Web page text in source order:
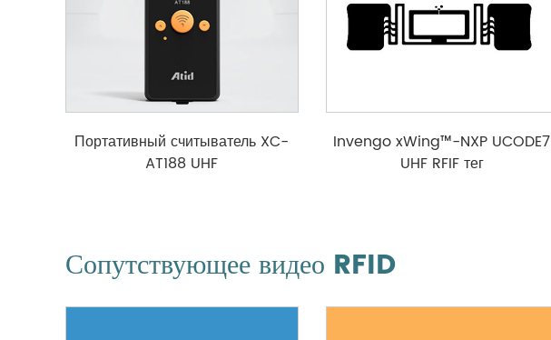
Портативный считыватель XC-
AT188 UHF
Invengo xWing™-NXP UCODE7
UHF RFIF тег
Сопутствующее видео RFID